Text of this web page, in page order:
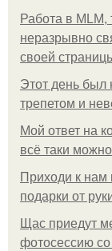
Работа в MLM,
неразрывно
своей
Этот день был
трепетом и
Мой ответ на
всё таки
Приходи к нам
подарки от
Щас приедут
фотосессию